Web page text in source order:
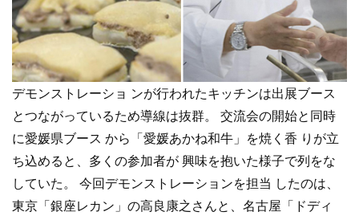
デモンストレーショ ンが行われたキッチンは出展ブース
とつながっているため導線は抜群。 交流会の開始と同時
に愛媛県ブース から「愛媛あかね和牛」を焼く香 りが立
ち込めると、多くの参加者が 興味を抱いた様子で列をな
していた。 今回デモンストレーションを担当 したのは、
東京「銀座レカン」の高良康之さんと、名古屋「ドディ